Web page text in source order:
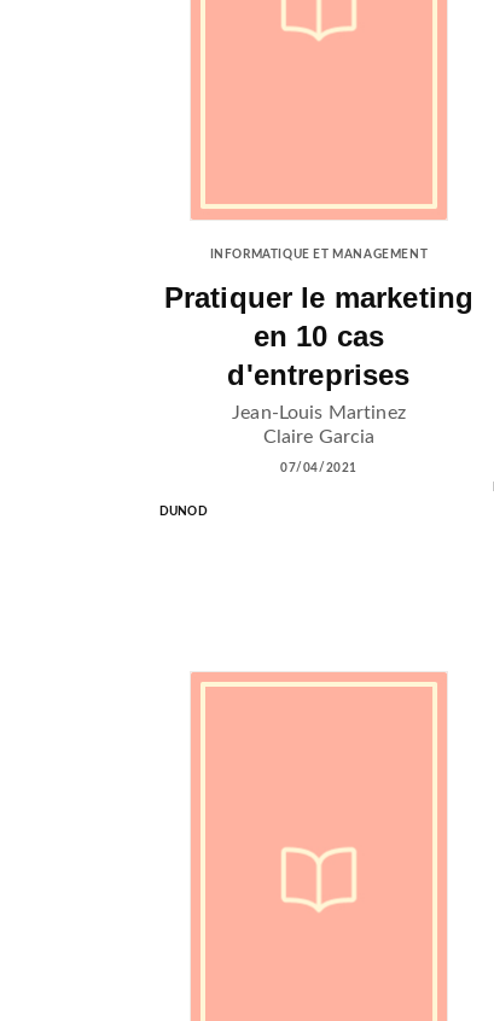
INFORMATIQUE ET MANAGEMENT
Pratiquer le marketing
en 10 cas
d'entreprises
Jean-Louis Martinez
Claire Garcia
07/04/2021
DUNOD